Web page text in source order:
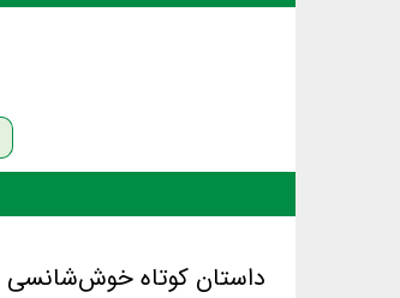
داستان کوتاه خوش‌شانسی